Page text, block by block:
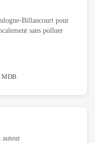
Billancourt pour
sans polluer
MDB
auteur